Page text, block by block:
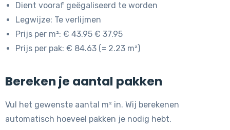
Dient vooraf geëgaliseerd te worden
Legwijze: Te verlijmen
Prijs per m²: € 43.95 € 37.95
Prijs per pak: € 84.63 (= 2.23 m²)
Bereken je aantal pakken
Vul het gewenste aantal m² in. Wij berekenen
automatisch hoeveel pakken je nodig hebt.